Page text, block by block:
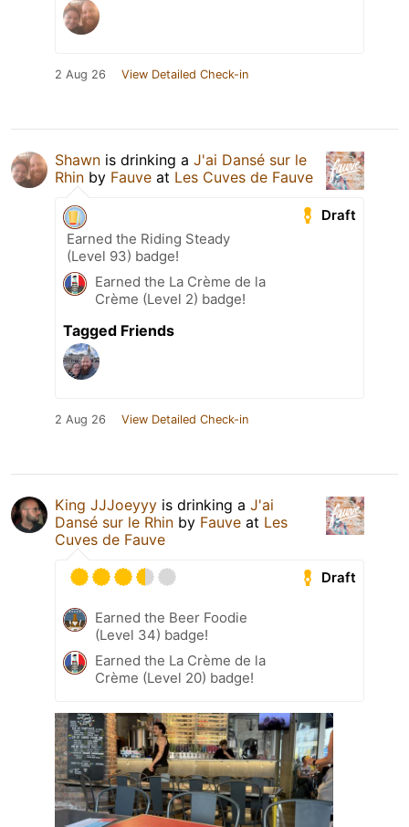
2 Aug 26 View Detailed Check-in
Shawn is drinking a J'ai Dansé sur le
Rhin by Fauve at Les Cuves de Fauve
Draft
Earned the Riding Steady
(Level 93) badge!
Earned the La Crème de la
Crème (Level 2) badge!
Tagged Friends
2 Aug 26 View Detailed Check-in
King JJJoeyyy is drinking a J'ai
Dansé sur le Rhin by Fauve at Les
Cuves de Fauve
Draft
Earned the Beer Foodie
(Level 34) badge!
Earned the La Crème de la
Crème (Level 20) badge!